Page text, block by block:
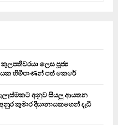
H
ලෙස පූජ්‍ය
හිමිපාණන් පත් කෙරේ
සැලැස්මකට අනුව සියලු ආයතන
කුමාර දිසානායකගෙන් දැඩි